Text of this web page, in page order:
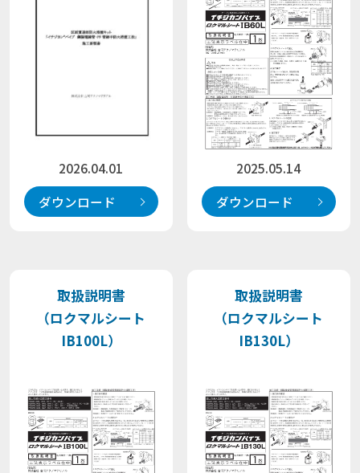
2026.04.01
ダウンロード
2025.05.14
ダウンロード
取扱説明書
（ロクマルシート
IB100L）
取扱説明書
（ロクマルシート
IB130L）